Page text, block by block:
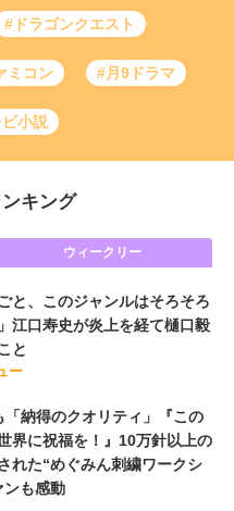
#ドラゴンクエスト
ミコン #月9ドラマ
小説
キング
ウィークリー
と、このジャンルはそろそろ
江口寿史が炎上を経て樋口毅
と
ー
「納得のクオリティ」『この
界に祝福を！』10万針以上の
れた“めぐみん刺繍ワークシ
ンも感動